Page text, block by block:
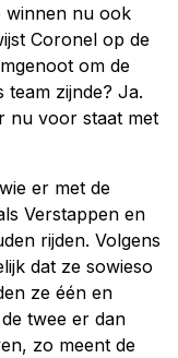
winnen nu ook
Coronel op de
om de
team zijnde? Ja.
nu voor staat met
er met de
Verstappen en
rijden. Volgens
dat ze sowieso
ze één en
twee er dan
zo meent de